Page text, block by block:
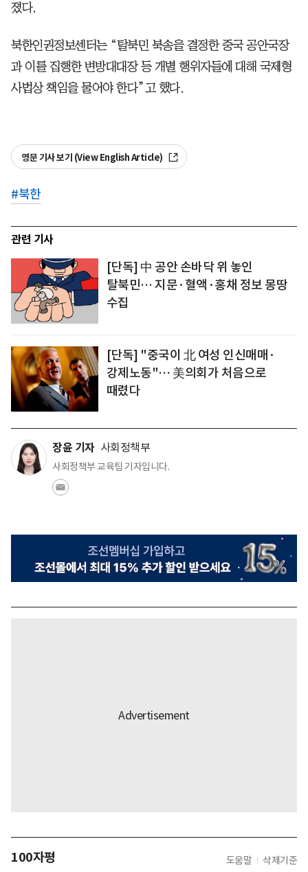
졌다.
북한인권정보센터는 “탈북민 북송을 결정한 중국 공안국장
과 이를 집행한 변방대대장 등 개별 행위자들에 대해 국제형
사법상 책임을 물어야 한다”고 했다.
영문 기사 보기 (View English Article)
#북한
관련 기사
[단독] 中 공안 손바닥 위 놓인
탈북민… 지문·혈액·홍채 정보 몽땅
수집
[단독] "중국이 北 여성 인신매매·
강제노동"… 美의회가 처음으로
때렸다
장윤 기자 사회정책부
사회정책부 교육팀 기자입니다.
100자평 도움말 삭제기준